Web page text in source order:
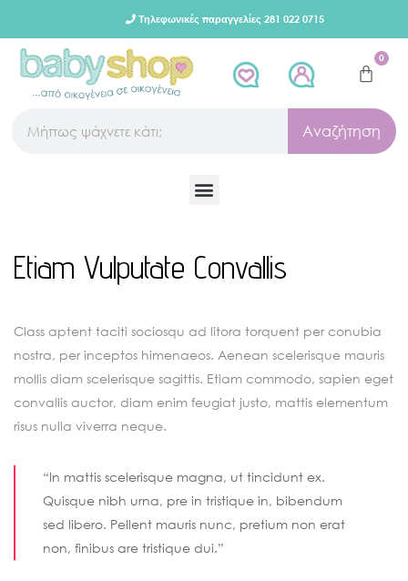
Τηλεφωνικές παραγγελίες 281 022 0715
0
Αναζήτηση
Etiam Vulputate Convallis
Class aptent taciti sociosqu ad litora torquent per conubia
nostra, per inceptos himenaeos. Aenean scelerisque mauris
mollis diam scelerisque sagittis. Etiam commodo, sapien eget
convallis auctor, diam enim feugiat justo, mattis elementum
risus nulla viverra neque.
“In mattis scelerisque magna, ut tincidunt ex.
Quisque nibh urna, pre in tristique in, bibendum
sed libero. Pellent mauris nunc, pretium non erat
non, finibus are tristique dui.”